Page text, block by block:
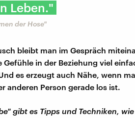
Leben."
der Hose"
bleibt man im Gespräch
in der Beziehung viel
es erzeugt auch Nähe, wenn
anderen Person gerade los ist.
gibt es Tipps und Techniken,